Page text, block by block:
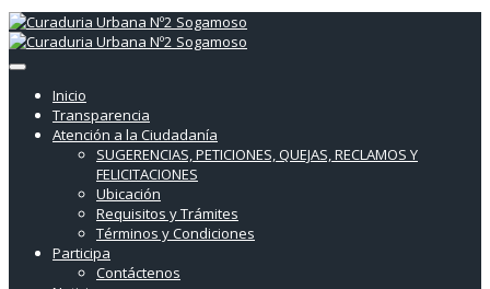
Inicio
Transparencia
Atención a la Ciudadanía
SUGERENCIAS, PETICIONES, QUEJAS, RECLAMOS Y
FELICITACIONES
Ubicación
Requisitos y Trámites
Términos y Condiciones
Participa
Contáctenos